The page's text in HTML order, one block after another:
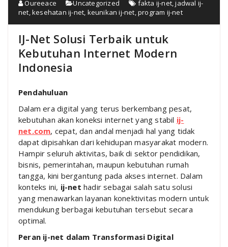
Oureeace Uncategorized fakta ij-net,jadwal ij-
net,kesehatan ij-net, keunikan ij-net,program ij-net
IJ-Net Solusi Terbaik untuk
Kebutuhan Internet Modern
Indonesia
Pendahuluan
Dalam era digital yang terus berkembang pesat,
kebutuhan akan koneksi internet yang stabil ij-
net.com, cepat, dan andal menjadi hal yang tidak
dapat dipisahkan dari kehidupan masyarakat modern.
Hampir seluruh aktivitas, baik di sektor pendidikan,
bisnis, pemerintahan, maupun kebutuhan rumah
tangga, kini bergantung pada akses internet. Dalam
konteks ini, ij-net hadir sebagai salah satu solusi
yang menawarkan layanan konektivitas modern untuk
mendukung berbagai kebutuhan tersebut secara
optimal.
Peran ij-net dalam Transformasi Digital